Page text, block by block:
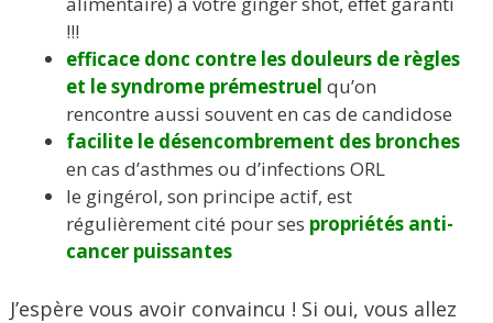
!!!
efficace donc contre les douleurs de règles
et le syndrome prémestruel qu’on
rencontre aussi souvent en cas de candidose
facilite le désencombrement des bronches
en cas d’asthmes ou d’infections ORL
le gingérol, son principe actif, est
régulièrement cité pour ses propriétés anti-
cancer puissantes
J’espère vous avoir convaincu ! Si oui, vous allez